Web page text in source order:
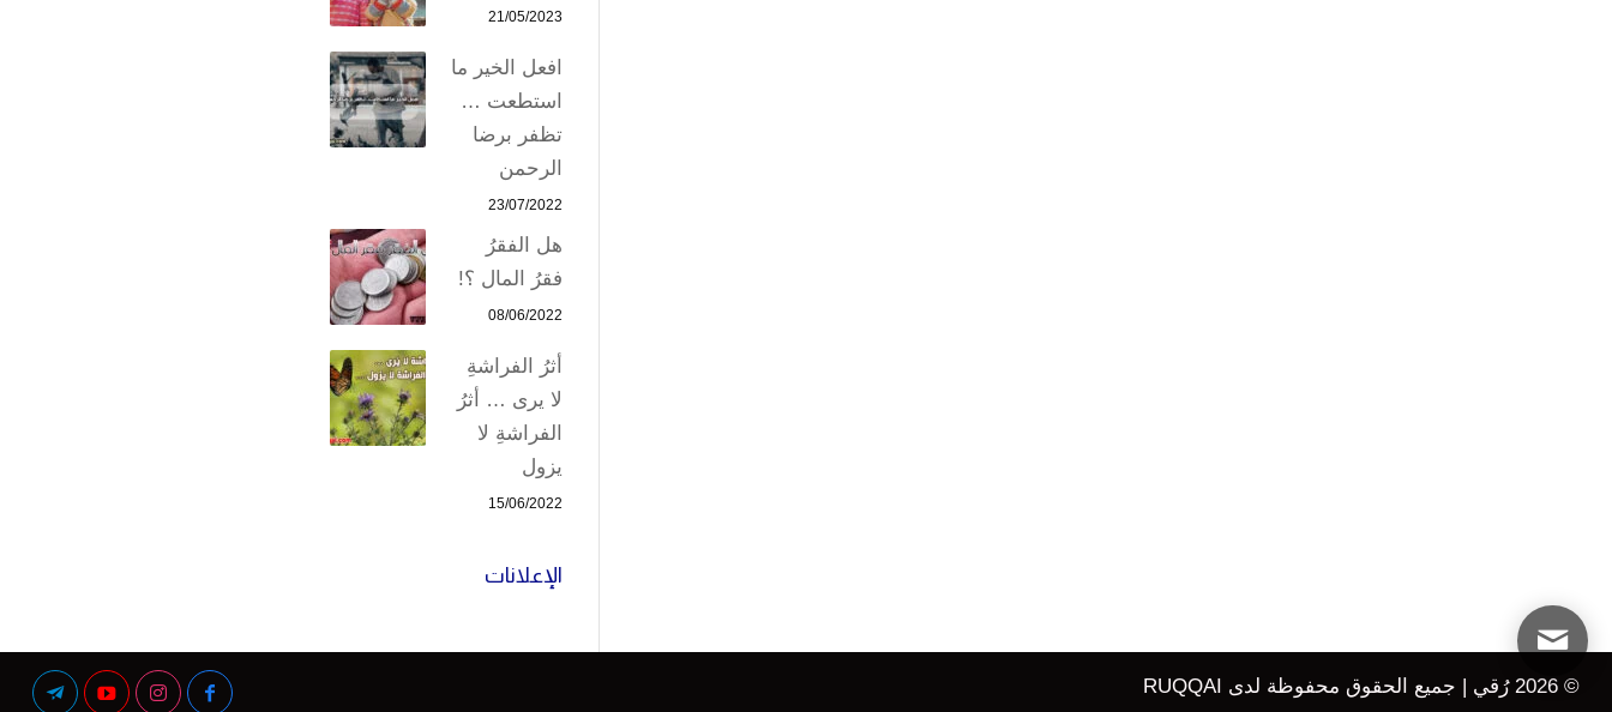
21/05/2023
افعل الخير ما
استطعت …
تظفر برضا
الرحمن
23/07/2022
هل الفقرُ
فقرُ المال ؟!
08/06/2022
أثرُ الفراشةِ
لا يرى … أثرُ
الفراشةِ لا
يزول
15/06/2022
الإعلانات
© 2026 رُقي | جميع الحقوق محفوظة لدى RUQQAI